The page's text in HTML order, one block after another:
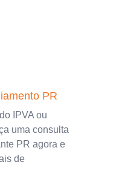
PR
IPVA ou
uma consulta
PR agora e
de